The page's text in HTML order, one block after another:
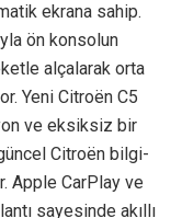
ekrana sahip.
ön konsolun
alçalarak orta
Yeni Citroën C5
ve eksiksiz bir
Citroën bilgi-
Apple CarPlay ve
sayesinde akıllı